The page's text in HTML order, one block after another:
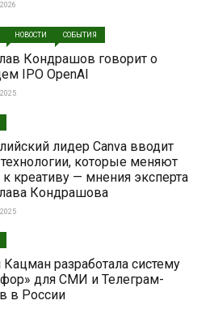
НОВОСТИ СОБЫТИЯ
Кондрашов говорит о
IPO OpenAI
лидер Canva вводит
которые меняют
к креативу — мнения эксперта
Кондрашова
Кацман разработала систему
для СМИ и Телеграм-
в России